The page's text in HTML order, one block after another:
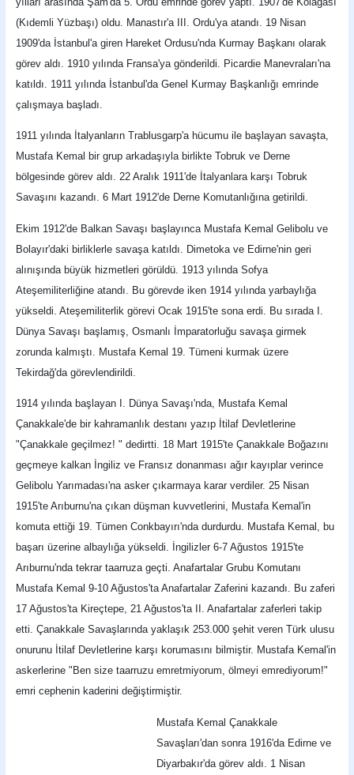
(Kıdemli Yüzbaşı) oldu. Manastır'a III. Ordu'ya atandı. 19 Nisan
1909'da İstanbul'a giren Hareket Ordusu'nda Kurmay Başkanı olarak
görev aldı. 1910 yılında Fransa'ya gönderildi. Picardie Manevraları'na
katıldı. 1911 yılında İstanbul'da Genel Kurmay Başkanlığı emrinde
çalışmaya başladı.
1911 yılında İtalyanların Trablusgarp'a hücumu ile başlayan savaşta,
Mustafa Kemal bir grup arkadaşıyla birlikte Tobruk ve Derne
bölgesinde görev aldı. 22 Aralık 1911'de İtalyanlara karşı Tobruk
Savaşını kazandı. 6 Mart 1912'de Derne Komutanlığına getirildi.
Ekim 1912'de Balkan Savaşı başlayınca Mustafa Kemal Gelibolu ve
Bolayır'daki birliklerle savaşa katıldı. Dimetoka ve Edirne'nin geri
alınışında büyük hizmetleri görüldü. 1913 yılında Sofya
Ateşemiliterliğine atandı. Bu görevde iken 1914 yılında yarbaylığa
yükseldi. Ateşemiliterlik görevi Ocak 1915'te sona erdi. Bu sırada I.
Dünya Savaşı başlamış, Osmanlı İmparatorluğu savaşa girmek
zorunda kalmıştı. Mustafa Kemal 19. Tümeni kurmak üzere
Tekirdağ'da görevlendirildi.
1914 yılında başlayan I. Dünya Savaşı'nda, Mustafa Kemal
Çanakkale'de bir kahramanlık destanı yazıp İtilaf Devletlerine
"Çanakkale geçilmez! " dedirtti. 18 Mart 1915'te Çanakkale Boğazını
geçmeye kalkan İngiliz ve Fransız donanması ağır kayıplar verince
Gelibolu Yarımadası'na asker çıkarmaya karar verdiler. 25 Nisan
1915'te Arıburnu'na çıkan düşman kuvvetlerini, Mustafa Kemal'in
komuta ettiği 19. Tümen Conkbayırı'nda durdurdu. Mustafa Kemal, bu
başarı üzerine albaylığa yükseldi. İngilizler 6-7 Ağustos 1915'te
Arıburnu'nda tekrar taarruza geçti. Anafartalar Grubu Komutanı
Mustafa Kemal 9-10 Ağustos'ta Anafartalar Zaferini kazandı. Bu zaferi
17 Ağustos'ta Kireçtepe, 21 Ağustos'ta II. Anafartalar zaferleri takip
etti. Çanakkale Savaşlarında yaklaşık 253.000 şehit veren Türk ulusu
onurunu İtilaf Devletlerine karşı korumasını bilmiştir. Mustafa Kemal'in
askerlerine "Ben size taarruzu emretmiyorum, ölmeyi emrediyorum!"
emri cephenin kaderini değiştirmiştir.
Mustafa Kemal Çanakkale
Savaşları'dan sonra 1916'da Edirne ve
Diyarbakır'da görev aldı. 1 Nisan